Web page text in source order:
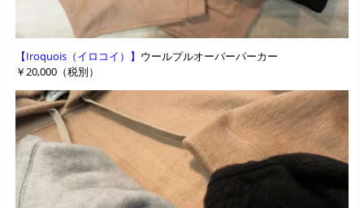
【Iroquois（イロコイ）】 ウールプルオーバーパーカー
￥20,000（税別）